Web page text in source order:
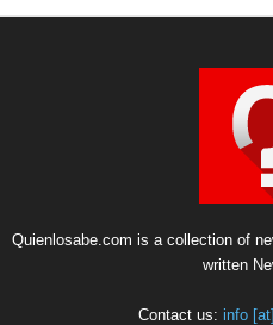
Quienlosabe.com is a collection of
written
Contact us: info